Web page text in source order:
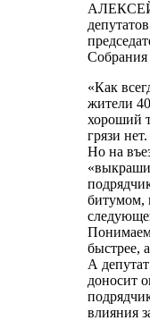
АЛЕКСЕЙ
Собрания
«Как
жители
хороший
грязи
Но на
битумом,
быстрее,
А
доносит
влияния